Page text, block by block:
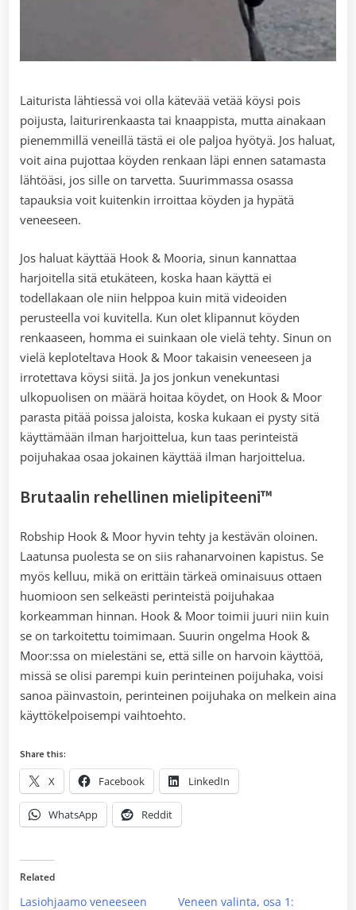
Laiturista lähtiessä voi olla kätevää vetää köysi pois
poijusta, laiturirenkaasta tai knaappista, mutta ainakaan
pienemmillä veneillä tästä ei ole paljoa hyötyä. Jos haluat,
voit aina pujottaa köyden renkaan läpi ennen satamasta
lähtöäsi, jos sille on tarvetta. Suurimmassa osassa
tapauksia voit kuitenkin irroittaa köyden ja hypätä
veneeseen.
Jos haluat käyttää Hook & Mooria, sinun kannattaa
harjoitella sitä etukäteen, koska haan käyttä ei
todellakaan ole niin helppoa kuin mitä videoiden
perusteella voi kuvitella. Kun olet klipannut köyden
renkaaseen, homma ei suinkaan ole vielä tehty. Sinun on
vielä keploteltava Hook & Moor takaisin veneeseen ja
irrotettava köysi siitä. Ja jos jonkun venekuntasi
ulkopuolisen on määrä hoitaa köydet, on Hook & Moor
parasta pitää poissa jaloista, koska kukaan ei pysty sitä
käyttämään ilman harjoittelua, kun taas perinteistä
poijuhakaa osaa jokainen käyttää ilman harjoittelua.
Brutaalin rehellinen mielipiteeni™
Robship Hook & Moor hyvin tehty ja kestävän oloinen.
Laatunsa puolesta se on siis rahanarvoinen kapistus. Se
myös kelluu, mikä on erittäin tärkeä ominaisuus ottaen
huomioon sen selkeästi perinteistä poijuhakaa
korkeamman hinnan. Hook & Moor toimii juuri niin kuin
se on tarkoitettu toimimaan. Suurin ongelma Hook &
Moor:ssa on mielestäni se, että sille on harvoin käyttöä,
missä se olisi parempi kuin perinteinen poijuhaka, voisi
sanoa päinvastoin, perinteinen poijuhaka on melkein aina
käyttökelpoisempi vaihtoehto.
Share this:
X Facebook LinkedIn
WhatsApp Reddit
Related
Lasiohjaamo veneeseen Veneen valinta, osa 1: